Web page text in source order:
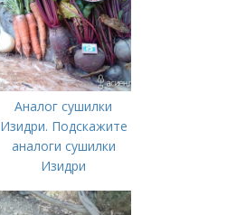
Аналог сушилки
Изидри. Подскажите
аналоги сушилки
Изидри